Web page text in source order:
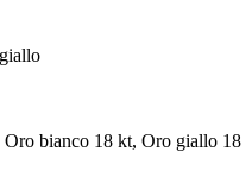
bianco 18 kt, Oro giallo 18